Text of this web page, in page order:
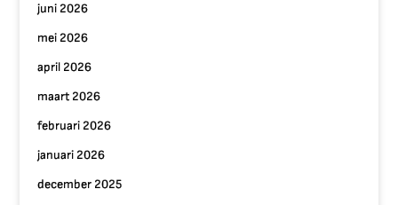
juni 2026
mei 2026
april 2026
maart 2026
februari 2026
januari 2026
december 2025